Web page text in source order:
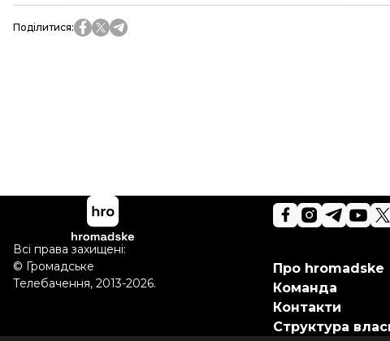
Поділитися:
Про hromadske
Команда
Контакти
Структура
Всі права захищені:
© Громадське
Телебачення, 2013-2026.